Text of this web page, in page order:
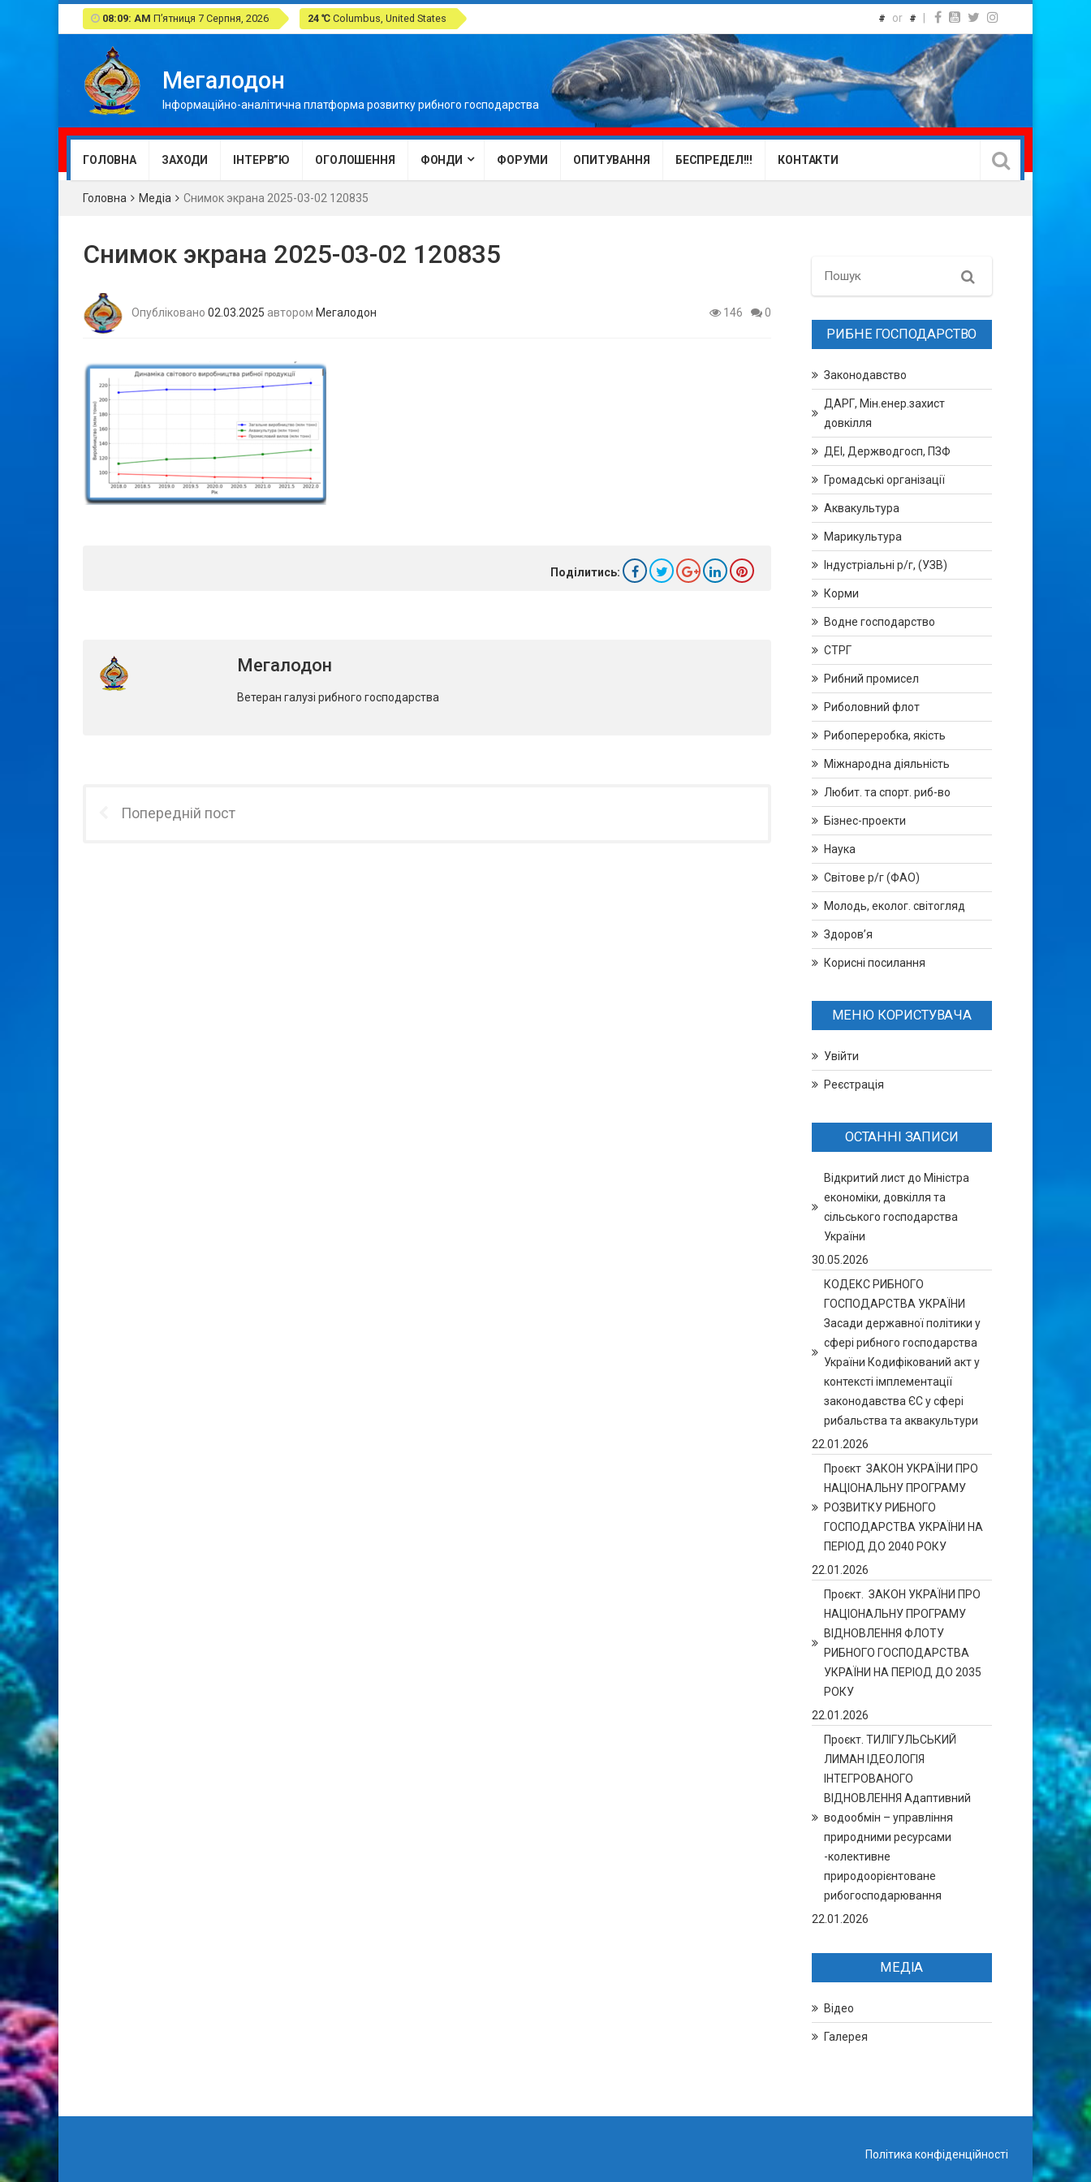
08:09: AM П’ятниця 7 Серпня, 2026 24 ℃ Columbus, United States # or #
Мегалодон
Інформаційно-аналітична платформа розвитку рибного господарства
ГОЛОВНА ЗАХОДИ ІНТЕРВ”Ю ОГОЛОШЕННЯ ФОНДИ ФОРУМИ ОПИТУВАННЯ БЕСПРЕДЕЛ!!! КОНТАКТИ
Головна Медіа Снимок экрана 2025-03-02 120835
Снимок экрана 2025-03-02 120835
Опубліковано 02.03.2025 автором Мегалодон 146 0
Поділитись:
Мегалодон
Ветеран галузі рибного господарства
Попередній пост
Search
РИБНЕ ГОСПОДАРСТВО
Законодавство
ДАРГ, Мін.енер.захист
довкілля
ДЕІ, Держводгосп, ПЗФ
Громадські організації
Аквакультура
Марикультура
Індустріальні р/г, (УЗВ)
Корми
Водне господарство
СТРГ
Рибний промисел
Риболовний флот
Рибопереробка, якість
Міжнародна діяльність
Любит. та спорт. риб-во
Бізнес-проекти
Наука
Світове р/г (ФАО)
Молодь, еколог. світогляд
Здоров’я
Корисні посилання
МЕНЮ КОРИСТУВАЧА
Увійти
Реєстрація
ОСТАННІ ЗАПИСИ
Відкритий лист до Міністра
економіки, довкілля та
сільського господарства
України
30.05.2026
КОДЕКС РИБНОГО
ГОСПОДАРСТВА УКРАЇНИ
Засади державної політики у
сфері рибного господарства
України Кодифікований акт у
контексті імплементації
законодавства ЄС у сфері
рибальства та аквакультури
22.01.2026
Проєкт ЗАКОН УКРАЇНИ ПРО
НАЦІОНАЛЬНУ ПРОГРАМУ
РОЗВИТКУ РИБНОГО
ГОСПОДАРСТВА УКРАЇНИ НА
ПЕРІОД ДО 2040 РОКУ
22.01.2026
Проєкт. ЗАКОН УКРАЇНИ ПРО
НАЦІОНАЛЬНУ ПРОГРАМУ
ВІДНОВЛЕННЯ ФЛОТУ
РИБНОГО ГОСПОДАРСТВА
УКРАЇНИ НА ПЕРІОД ДО 2035
РОКУ
22.01.2026
Проєкт. ТИЛІГУЛЬСЬКИЙ
ЛИМАН ІДЕОЛОГІЯ
ІНТЕГРОВАНОГО
ВІДНОВЛЕННЯ Адаптивний
водообмін – управління
природними ресурсами
-колективне
природоорієнтоване
рибогосподарювання
22.01.2026
МЕДІА
Відео
Галерея
Політика конфіденційності